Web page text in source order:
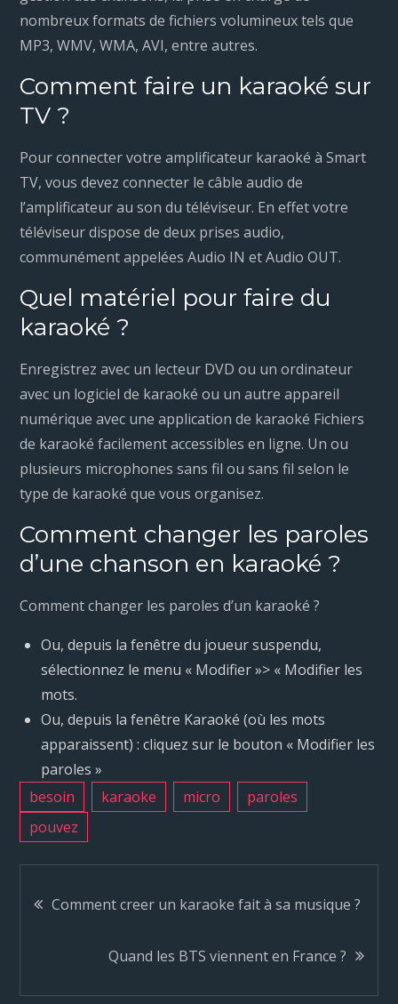
nombreux formats de fichiers volumineux tels que
MP3, WMV, WMA, AVI, entre autres.
Comment faire un karaoké sur
TV ?
Pour connecter votre amplificateur karaoké à Smart
TV, vous devez connecter le câble audio de
l’amplificateur au son du téléviseur. En effet votre
téléviseur dispose de deux prises audio,
communément appelées Audio IN et Audio OUT.
Quel matériel pour faire du
karaoké ?
Enregistrez avec un lecteur DVD ou un ordinateur
avec un logiciel de karaoké ou un autre appareil
numérique avec une application de karaoké Fichiers
de karaoké facilement accessibles en ligne. Un ou
plusieurs microphones sans fil ou sans fil selon le
type de karaoké que vous organisez.
Comment changer les paroles
d’une chanson en karaoké ?
Comment changer les paroles d’un karaoké ?
Ou, depuis la fenêtre du joueur suspendu,
sélectionnez le menu « Modifier »> « Modifier les
mots.
Ou, depuis la fenêtre Karaoké (où les mots
apparaissent) : cliquez sur le bouton « Modifier les
paroles »
besoin
karaoke micro
paroles
pouvez
NComment creer un karaoke fait à sa musique ?
Quand les BTS viennent en France ?